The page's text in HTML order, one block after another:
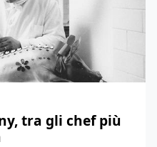
tra gli chef più